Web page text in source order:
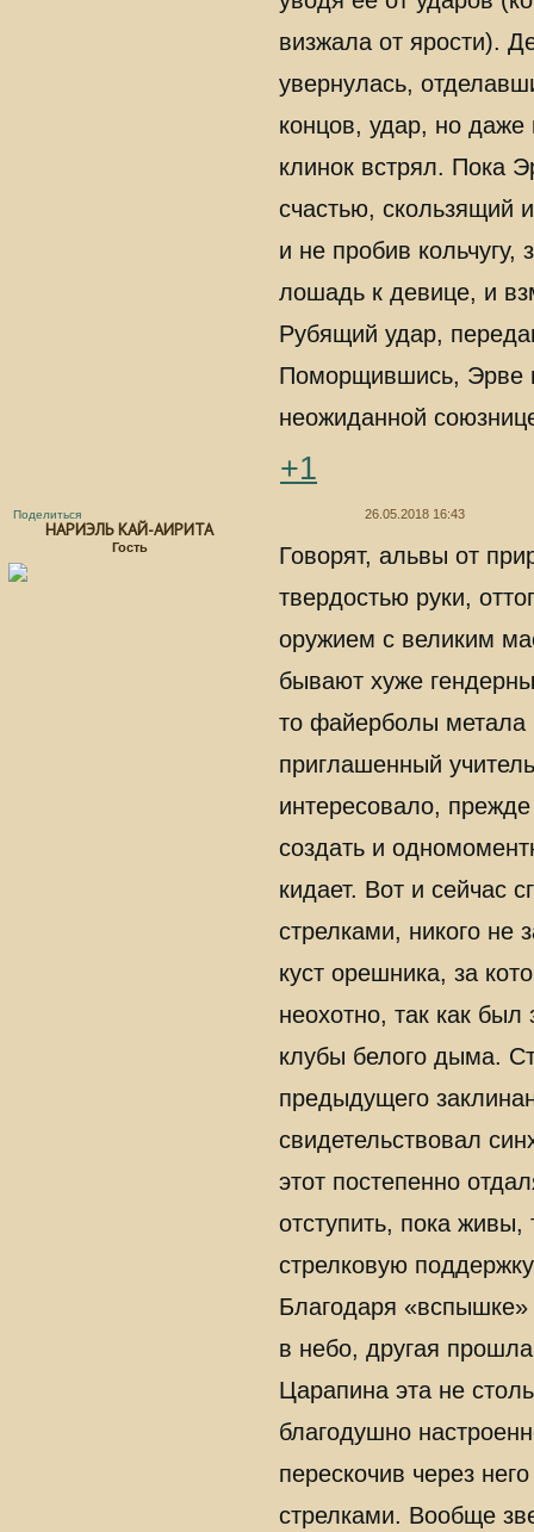
визжала от ярости).
увернулась,
концов, удар, но даже
клинок встрял. Пока
счастью, скользящий
и не пробив
лошадь к девице, и
Рубящий удар,
Поморщившись, Эрве
неожиданной
+1
Поделиться 26.05.2018 16:43
НАРИЭЛЬ КАЙ-АИРИТА
Гость
Говорят, альвы от
твердостью руки,
оружием с великим
бывают хуже
то файерболы метала
приглашенный
интересовало,
создать и
кидает. Вот и сейчас
стрелками, никого не
куст орешника, за
неохотно, так как
клубы белого дыма.
предыдущего
свидетельствовал
этот постепенно
отступить, пока живы,
стрелковую
Благодаря
в небо, другая
Царапина эта не
благодушно
перескочив через
стрелками. Вообще